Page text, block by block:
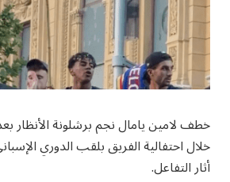
خطف لامين يامال نجم برشلونة الأنظار
خلال احتفالية الفريق بلقب الدوري
أثار التفاعل.